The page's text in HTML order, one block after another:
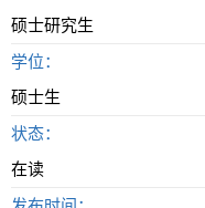
硕士研究生
学位：
硕士生
状态：
在读